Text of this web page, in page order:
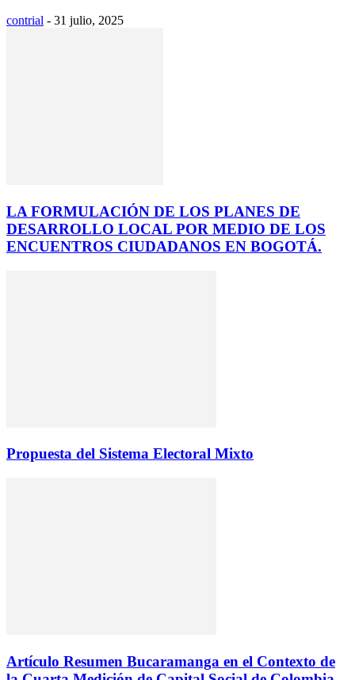
contrial - 31 julio, 2025
LA FORMULACIÓN DE LOS PLANES DE
DESARROLLO LOCAL POR MEDIO DE LOS
ENCUENTROS CIUDADANOS EN BOGOTÁ.
Propuesta del Sistema Electoral Mixto
Artículo Resumen Bucaramanga en el Contexto de